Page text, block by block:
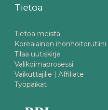
Tietoa
Tietoa meistä
Korealainen ihonhoitorutiini
Tilaa uutiskirje
Valikoimaprosessi
Vaikuttajille | Affiliate
Työpaikat